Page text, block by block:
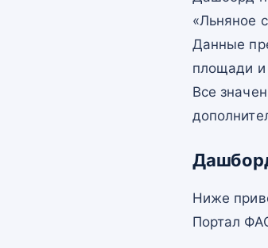
«Льняное
Данные
площади и
Все
Ниже
Портал